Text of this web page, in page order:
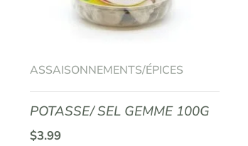
ASSAISONNEMENTS/ÉPICES
POTASSE/ SEL GEMME 100G
$3.99